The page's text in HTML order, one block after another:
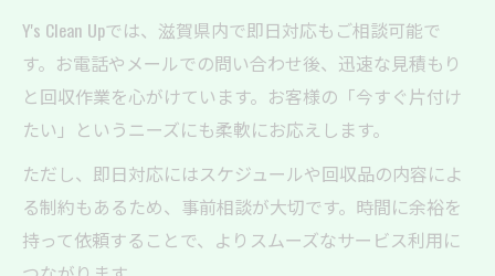
Y's Clean Upでは、滋賀県内で即日対応もご相談可能で
す。お電話やメールでの問い合わせ後、迅速な見積もり
と回収作業を心がけています。お客様の「今すぐ片付け
たい」というニーズにも柔軟にお応えします。
ただし、即日対応にはスケジュールや回収品の内容によ
る制約もあるため、事前相談が大切です。時間に余裕を
持って依頼することで、よりスムーズなサービス利用に